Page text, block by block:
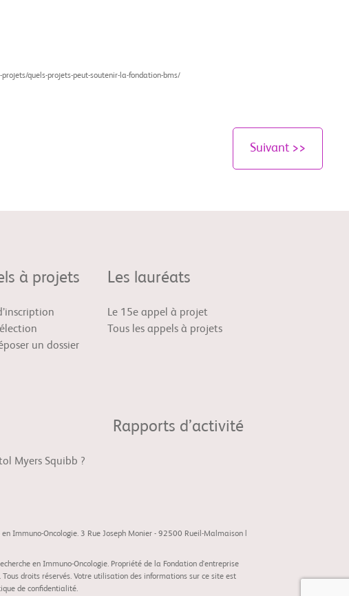
quels-projets-peut-soutenir-la-fondation-bms/
Suivant >>
à projets
un dossier
Les lauréats
Le 15e appel à projet
Tous les appels à projets
Myers Squibb ?
Rapports d’activité
Immuno-Oncologie. 3 Rue Joseph Monier - 92500 Rueil-Malmaison |
en Immuno-Oncologie. Propriété de la Fondation d'entreprise
droits réservés. Votre utilisation des informations sur ce site est
de confidentialité.